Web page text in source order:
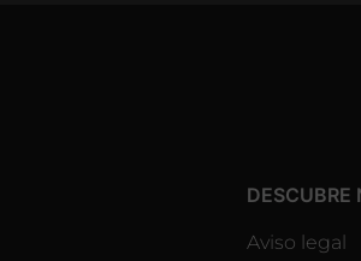
DESCUBRE
Aviso legal